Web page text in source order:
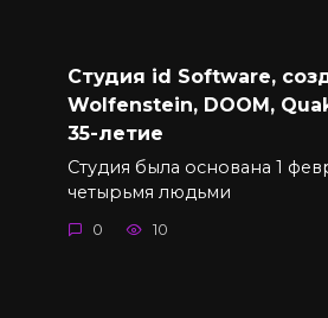
Студия id Software,
Wolfenstein, DOOM,
35-летие
Студия была основана 1
четырьмя людьми
0 10